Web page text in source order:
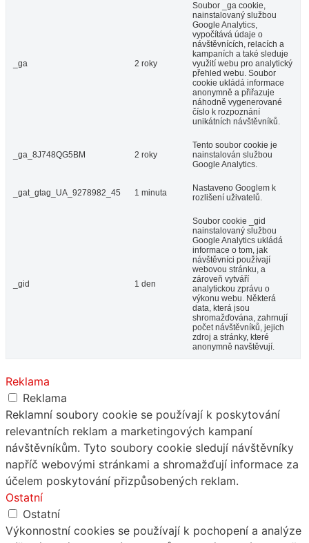
_ga 2 roky
Soubor _ga cookie,
nainstalovaný službou
Google Analytics,
vypočítává údaje o
návštěvnících, relacích a
kampaních a také sleduje
využití webu pro analytický
přehled webu. Soubor
cookie ukládá informace
anonymně a přiřazuje
náhodně vygenerované
číslo k rozpoznání
unikátních návštěvníků.
_ga_8J748QG5BM 2 roky
Tento soubor cookie je
nainstalován službou
Google Analytics.
_gat_gtag_UA_9278982_45 1 minuta
Nastaveno Googlem k
rozlišení uživatelů.
_gid 1 den
Soubor cookie _gid
nainstalovaný službou
Google Analytics ukládá
informace o tom, jak
návštěvníci používají
webovou stránku, a
zároveň vytváří
analytickou zprávu o
výkonu webu. Některá
data, která jsou
shromažďována, zahrnují
počet návštěvníků, jejich
zdroj a stránky, které
anonymně navštěvují.
Reklama
Reklama
Reklamní soubory cookie se používají k poskytování
relevantních reklam a marketingových kampaní
návštěvníkům. Tyto soubory cookie sledují návštěvníky
napříč webovými stránkami a shromažďují informace za
účelem poskytování přizpůsobených reklam.
Ostatní
Ostatní
Výkonnostní cookies se používají k pochopení a analýze